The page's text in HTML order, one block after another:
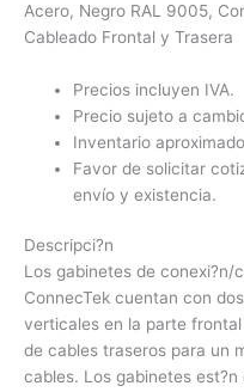
Acero, Negro RAL 9005,
Cableado Frontal y Trasera
Precios incluyen IVA.
Precio sujeto a
Inventario
Favor de solicitar
envío y existencia.
Descripci?n
Los gabinetes de conexi?n/
ConnecTek cuentan con
verticales en la parte
de cables traseros para un
cables. Los gabinetes